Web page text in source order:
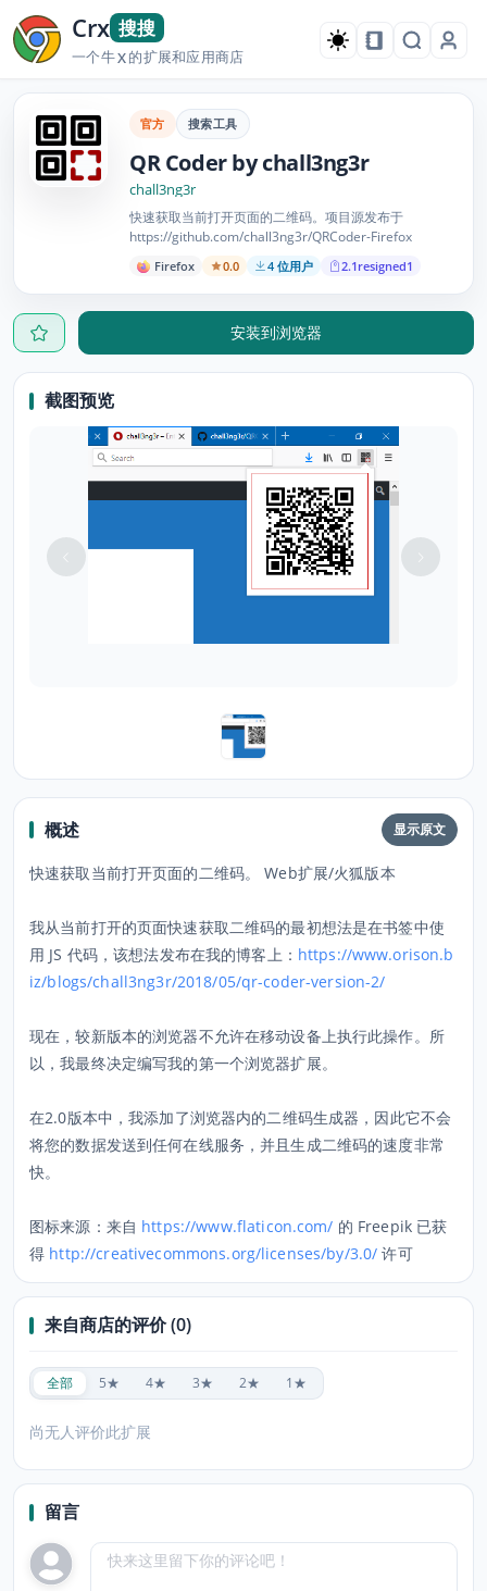
Crx 搜搜
一个牛X的扩展和应用商店
官方 搜索工具
QR Coder by chall3ng3r
chall3ng3r
快速获取当前打开页面的二维码。项目源发布于
https://github.com/chall3ng3r/QRCoder-Firefox
Firefox 0.0 4 位用户 2.1resigned1
安装到浏览器
截图预览
概述 显示原文
快速获取当前打开页面的二维码。 Web扩展/火狐版本
我从当前打开的页面快速获取二维码的最初想法是在书签中使
用 JS 代码，该想法发布在我的博客上： https://www.orison.b
iz/blogs/chall3ng3r/2018/05/qr-coder-version-2/
现在，较新版本的浏览器不允许在移动设备上执行此操作。所
以，我最终决定编写我的第一个浏览器扩展。
在2.0版本中，我添加了浏览器内的二维码生成器，因此它不会
将您的数据发送到任何在线服务，并且生成二维码的速度​​非常
快。
图标来源：来自 https://www.flaticon.com/ 的 Freepik 已获
得 http://creativecommons.org/licenses/by/3.0/ 许可
来自商店的评价 (0)
全部 5★ 4★ 3★ 2★ 1★
尚无人评价此扩展
留言